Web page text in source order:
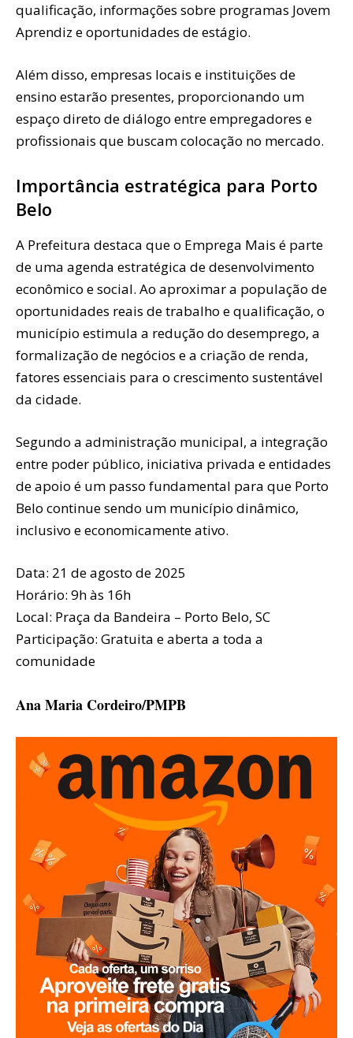
qualificação, informações sobre programas Jovem
Aprendiz e oportunidades de estágio.
Além disso, empresas locais e instituições de
ensino estarão presentes, proporcionando um
espaço direto de diálogo entre empregadores e
profissionais que buscam colocação no mercado.
Importância estratégica para Porto
Belo
A Prefeitura destaca que o Emprega Mais é parte
de uma agenda estratégica de desenvolvimento
econômico e social. Ao aproximar a população de
oportunidades reais de trabalho e qualificação, o
município estimula a redução do desemprego, a
formalização de negócios e a criação de renda,
fatores essenciais para o crescimento sustentável
da cidade.
Segundo a administração municipal, a integração
entre poder público, iniciativa privada e entidades
de apoio é um passo fundamental para que Porto
Belo continue sendo um município dinâmico,
inclusivo e economicamente ativo.
Data: 21 de agosto de 2025
Horário: 9h às 16h
Local: Praça da Bandeira – Porto Belo, SC
Participação: Gratuita e aberta a toda a
comunidade
Ana Maria Cordeiro/PMPB